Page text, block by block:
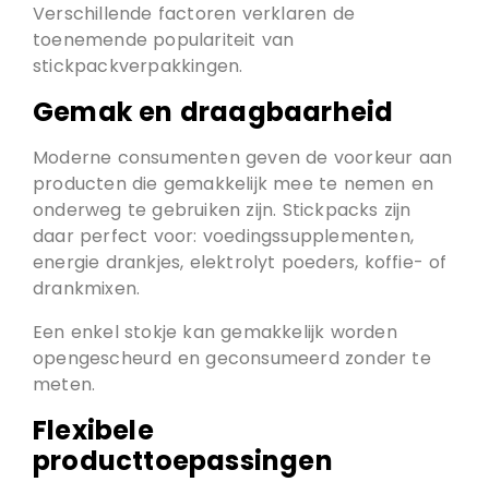
Verschillende factoren verklaren de
toenemende populariteit van
stickpackverpakkingen.
Gemak en draagbaarheid
Moderne consumenten geven de voorkeur aan
producten die gemakkelijk mee te nemen en
onderweg te gebruiken zijn. Stickpacks zijn
daar perfect voor: voedingssupplementen,
energie drankjes, elektrolyt poeders, koffie- of
drankmixen.
Een enkel stokje kan gemakkelijk worden
opengescheurd en geconsumeerd zonder te
meten.
Flexibele
producttoepassingen